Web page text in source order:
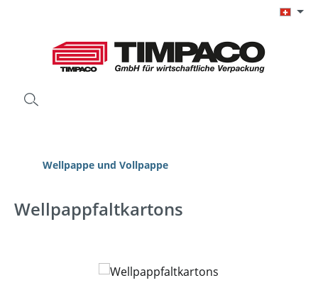
Wellpappe und Vollpappe
Wellpappfaltkartons
Bildergalerie überspringen